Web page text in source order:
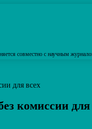
совместно с научным
для всех
комиссии для